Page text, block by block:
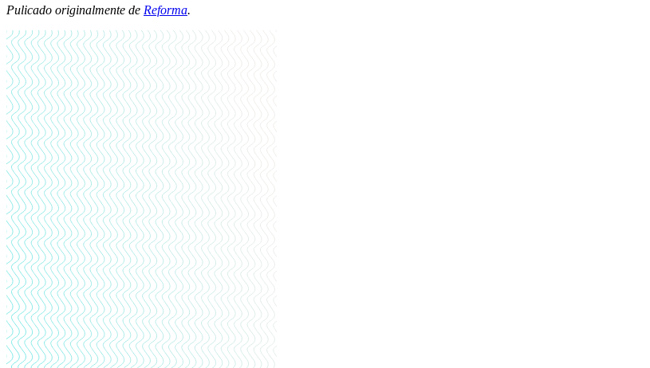
Pulicado originalmente de Reforma.